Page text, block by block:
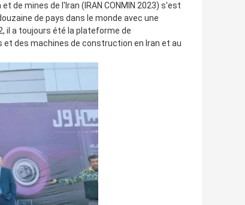
de mines de l'Iran (IRAN CONMIN 2023) s'est
de pays dans le monde avec une
il a toujours été la plateforme de
des machines de construction en Iran et au